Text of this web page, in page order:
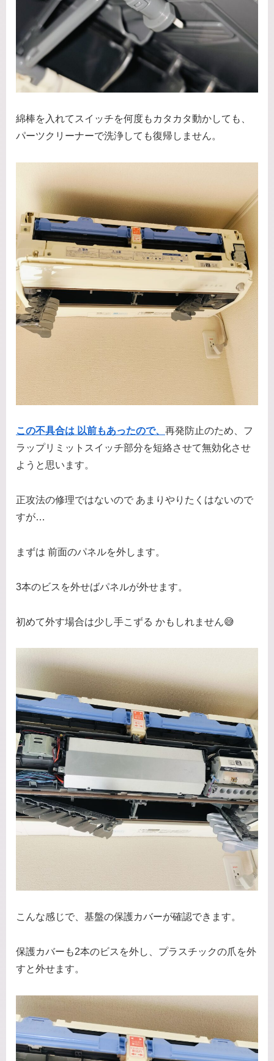
綿棒を入れてスイッチを何度もカタカタ動かしても、
パーツクリーナーで洗浄しても復帰しません。
この不具合は 以前もあったので、 再発防止のため、フ
ラップリミットスイッチ部分を短絡させて無効化させ
ようと思います。
正攻法の修理ではないので あまりやりたくはないので
すが…
まずは 前面のパネルを外します。
3本のビスを外せばパネルが外せます。
初めて外す場合は少し手こずる かもしれません😅
こんな感じで、基盤の保護カバーが確認できます。
保護カバーも2本のビスを外し、プラスチックの爪を外
すと外せます。